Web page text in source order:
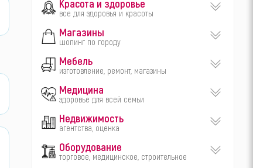
Красота и здоровье
все для здоровья и красоты
Магазины
шопинг по городу
Мебель
изготовление, ремонт, магазины
Медицина
здоровье для всей семьи
Недвижимость
агентства, оценка
Оборудование
торговое, медицинское, строительное